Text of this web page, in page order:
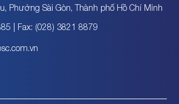
Phường Sài Gòn, Thành phố Hồ Chí Minh
| Fax: (028) 3821 8879